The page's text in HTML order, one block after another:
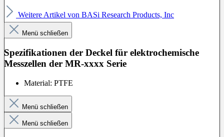
Weitere Artikel von BASi Research Products, Inc
Menü schließen
Spezifikationen der Deckel für elektrochemische
Messzellen der MR-xxxx Serie
Material: PTFE
Menü schließen
Menü schließen